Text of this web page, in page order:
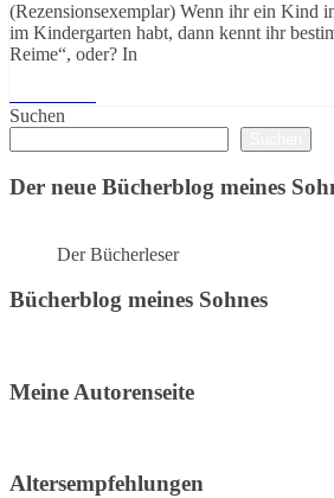
(Rezensionsexemplar) Wenn ihr ein Kind
im Kindergarten habt, dann kennt ihr
Reime“, oder? In
Suchen
Der neue Bücherblog meines
Der Bücherleser
Bücherblog meines Sohnes
Meine Autorenseite
Altersempfehlungen